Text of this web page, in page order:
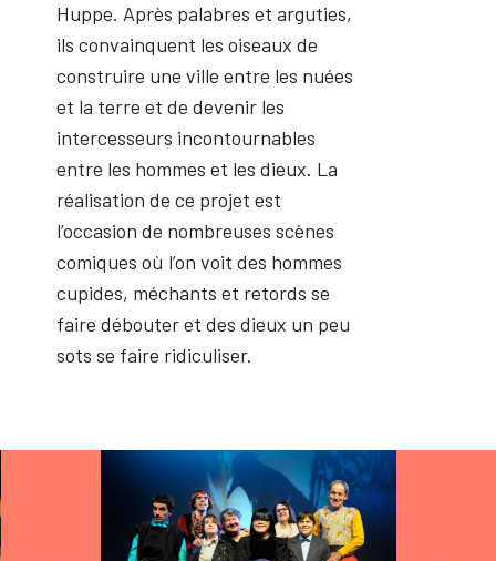
Huppe. Après palabres et arguties,
ils convainquent les oiseaux de
construire une ville entre les nuées
et la terre et de devenir les
intercesseurs incontournables
entre les hommes et les dieux. La
réalisation de ce projet est
l’occasion de nombreuses scènes
comiques où l’on voit des hommes
cupides, méchants et retords se
faire débouter et des dieux un peu
sots se faire ridiculiser.